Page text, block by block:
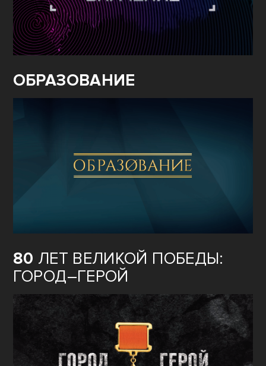
ОБРАЗОВАНИЕ
80 ЛЕТ ВЕЛИКОЙ ПОБЕДЫ:
ГОРОД–ГЕРОЙ